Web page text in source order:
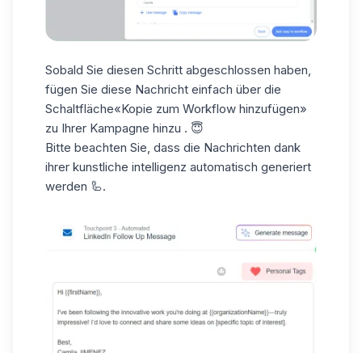
Sobald Sie diesen Schritt abgeschlossen haben,
fügen Sie diese Nachricht einfach über die
Schaltfläche«Kopie zum Workflow hinzufügen»
zu Ihrer Kampagne hinzu . 😇
Bitte beachten Sie, dass die Nachrichten dank
ihrer kunstliche intelligenz automatisch generiert
werden 🦾.